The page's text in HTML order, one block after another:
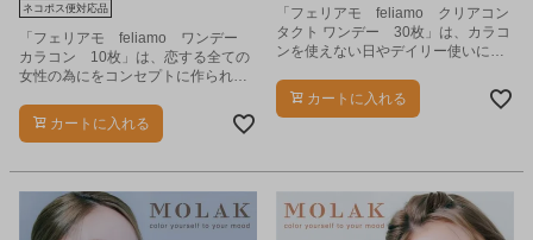
ネコポス便対応品
「フェリアモ feliamo ワンデー
カラコン 10枚」は、恋する全ての
女性の為にをコンセプトに作られた
カートに入れる
「フェリアモ feliamo クリアコン
タクト ワンデー 30枚」は、カラコ
ンを使えない日やデイリー使いにお
す。
カートに入れる